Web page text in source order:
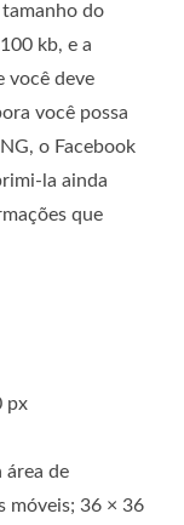
do
kb, e a
você deve
você possa
o Facebook
la ainda
que
px
área de
móveis; 36 × 36